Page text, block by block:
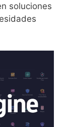
soluciones